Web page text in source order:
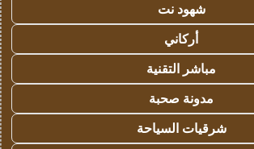
شهود نت
أركاني
مباشر التقنية
مدونة صحبة
شرقيات السياحة